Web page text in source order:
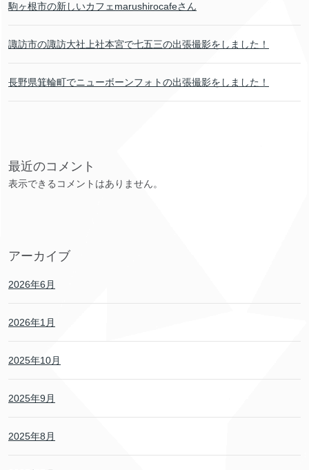
駒ヶ根市の新しいカフェmarushirocafeさん
諏訪市の諏訪大社上社本宮で七五三の出張撮影をしました！
長野県箕輪町でニューボーンフォトの出張撮影をしました！
最近のコメント
表示できるコメントはありません。
アーカイブ
2026年6月
2026年1月
2025年10月
2025年9月
2025年8月